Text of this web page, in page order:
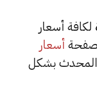
لكافة أسعار
صفحة أسعار
المحدث بشكل